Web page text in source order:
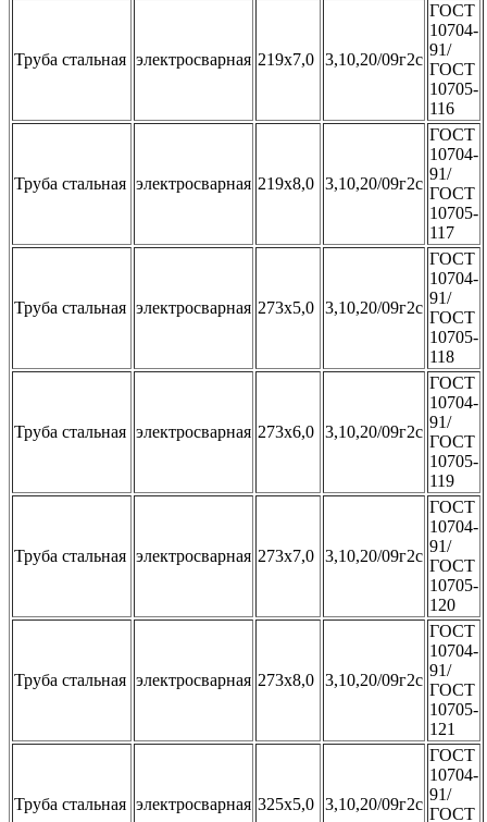
Труба стальная электросварная 219x7,0 3,10,20/09г2с
ГОСТ
10704-
91/
ГОСТ
10705-
116
Труба стальная электросварная 219x8,0 3,10,20/09г2с
ГОСТ
10704-
91/
ГОСТ
10705-
117
Труба стальная электросварная 273x5,0 3,10,20/09г2с
ГОСТ
10704-
91/
ГОСТ
10705-
118
Труба стальная электросварная 273x6,0 3,10,20/09г2с
ГОСТ
10704-
91/
ГОСТ
10705-
119
Труба стальная электросварная 273x7,0 3,10,20/09г2с
ГОСТ
10704-
91/
ГОСТ
10705-
120
Труба стальная электросварная 273x8,0 3,10,20/09г2с
ГОСТ
10704-
91/
ГОСТ
10705-
121
Труба стальная электросварная 325x5,0 3,10,20/09г2с
ГОСТ
10704-
91/
ГОСТ